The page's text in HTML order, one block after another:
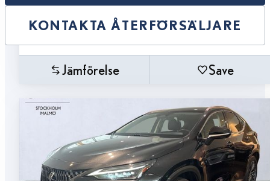
KONTAKTA ÅTERFÖRSÄLJARE
Jämförelse Save